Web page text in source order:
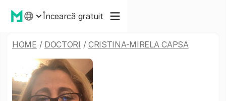
Încearcă gratuit
HOME / DOCTORI / CRISTINA-MIRELA CAPSA